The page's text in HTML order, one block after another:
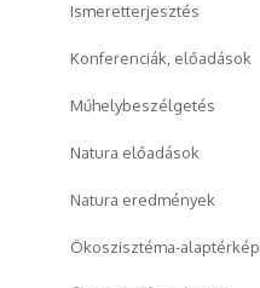
Ismeretterjesztés
Konferenciák, előadások
Műhelybeszélgetés
Natura előadások
Natura eredmények
Ökoszisztéma-alaptérkép